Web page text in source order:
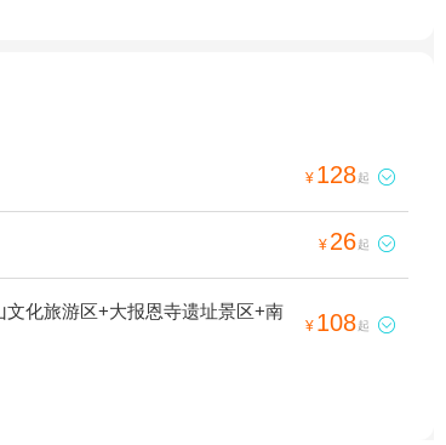
¥ 128起 
¥ 26起 
化旅游区+大报恩寺遗址景区+南
¥ 108起 